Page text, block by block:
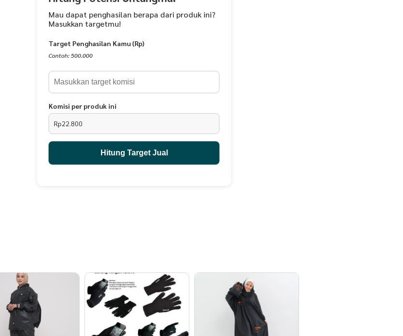
Mau dapat penghasilan berapa dari produk ini?
Masukkan targetmu!
Target Penghasilan Kamu (Rp)
Contoh: 500.000
Komisi per produk ini
Rp22.800
Hitung Target Jual